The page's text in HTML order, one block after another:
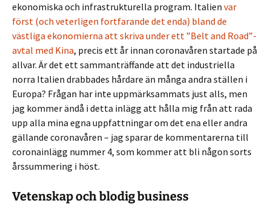
ekonomiska och infrastrukturella program. Italien var
först (och veterligen fortfarande det enda) bland de
västliga ekonomierna att skriva under ett ”Belt and Road”-
avtal med Kina, precis ett år innan coronavåren startade på
allvar. Är det ett sammanträffande att det industriella
norra Italien drabbades hårdare än många andra ställen i
Europa? Frågan har inte uppmärksammats just alls, men
jag kommer ändå i detta inlägg att hålla mig från att rada
upp alla mina egna uppfattningar om det ena eller andra
gällande coronavåren – jag sparar de kommentarerna till
coronainlägg nummer 4, som kommer att bli någon sorts
årssummering i höst.
Vetenskap och blodig business